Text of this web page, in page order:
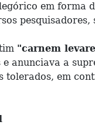
em forma
"carnem
anunciava a
tolerados, em